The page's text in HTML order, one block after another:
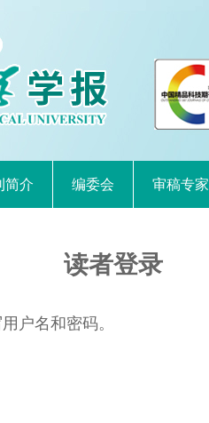
简介 编委会 审稿专家
读者登录
户名和密码。